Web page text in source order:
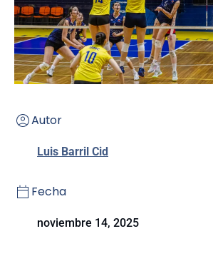
Autor
Luis Barril Cid
Fecha
noviembre 14, 2025